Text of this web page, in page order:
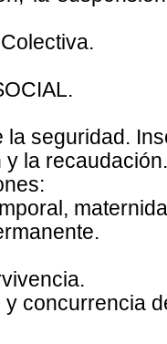
la seguridad.
y la recaudación.
concurrencia